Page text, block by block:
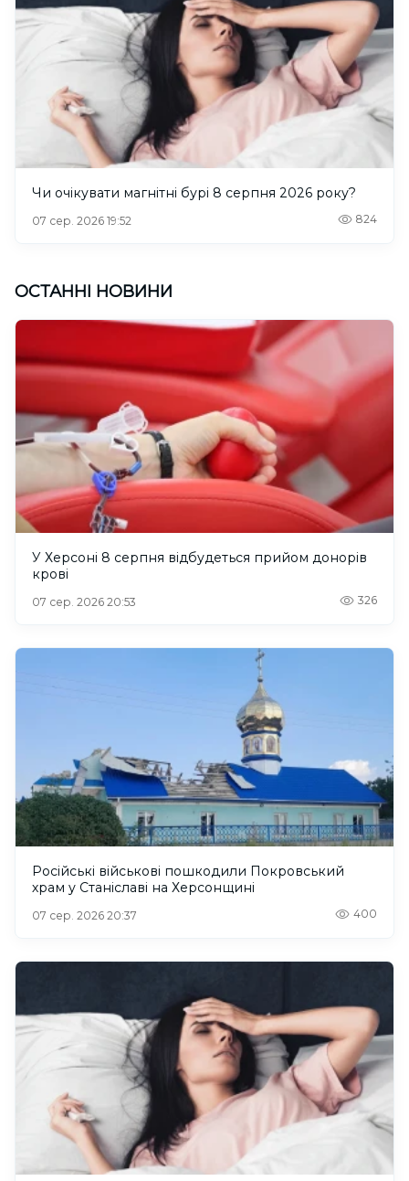
Чи очікувати магнітні бурі 8 серпня 2026 року?
07 сер. 2026 19:52 824
ОСТАННІ НОВИНИ
У Херсоні 8 серпня відбудеться прийом донорів
крові
07 сер. 2026 20:53 326
Російські військові пошкодили Покровський
храм у Станіславі на Херсонщині
07 сер. 2026 20:37 400